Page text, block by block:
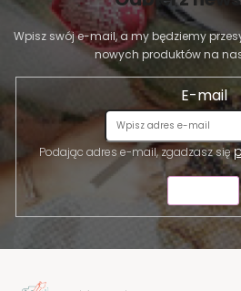
Wpisz swój e-mail, a my będziemy
nowych produktów na
E-mail
Podając adres e-mail, zgadzasz się